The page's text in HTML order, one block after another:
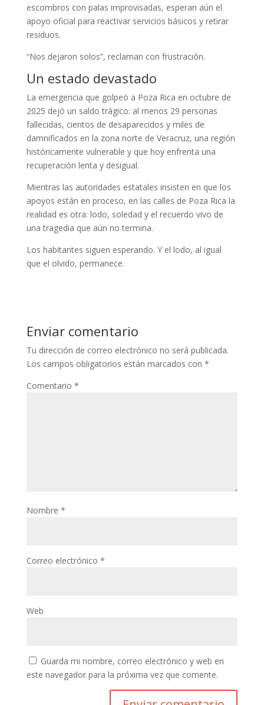
escombros con palas improvisadas, esperan aún el
apoyo oficial para reactivar servicios básicos y retirar
residuos.
“Nos dejaron solos”, reclaman con frustración.
Un estado devastado
La emergencia que golpeó a Poza Rica en octubre de
2025 dejó un saldo trágico: al menos 29 personas
fallecidas, cientos de desaparecidos y miles de
damnificados en la zona norte de Veracruz, una región
históricamente vulnerable y que hoy enfrenta una
recuperación lenta y desigual.
Mientras las autoridades estatales insisten en que los
apoyos están en proceso, en las calles de Poza Rica la
realidad es otra: lodo, soledad y el recuerdo vivo de
una tragedia que aún no termina.
Los habitantes siguen esperando. Y el lodo, al igual
que el olvido, permanece.
Enviar comentario
Tu dirección de correo electrónico no será publicada.
Los campos obligatorios están marcados con *
Comentario *
Nombre *
Correo electrónico *
Web
Guarda mi nombre, correo electrónico y web en
este navegador para la próxima vez que comente.